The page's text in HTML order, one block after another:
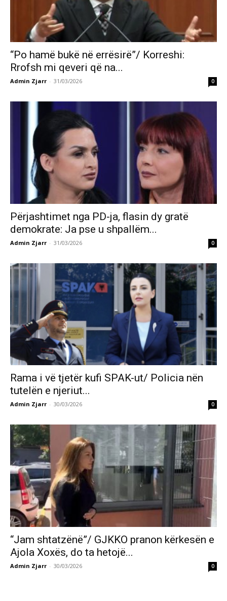
“Po hamë bukë në errësirë”/ Korreshi:
Rrofsh mi qeveri që na...
Admin Zjarr - 31/03/2026 0
Përjashtimet nga PD-ja, flasin dy gratë
demokrate: Ja pse u shpallëm...
Admin Zjarr - 31/03/2026 0
Rama i vë tjetër kufi SPAK-ut/ Policia nën
tutelën e njeriut...
Admin Zjarr - 30/03/2026 0
“Jam shtatzënë”/ GJKKO pranon kërkesën e
Ajola Xoxës, do ta hetojë...
Admin Zjarr - 30/03/2026 0